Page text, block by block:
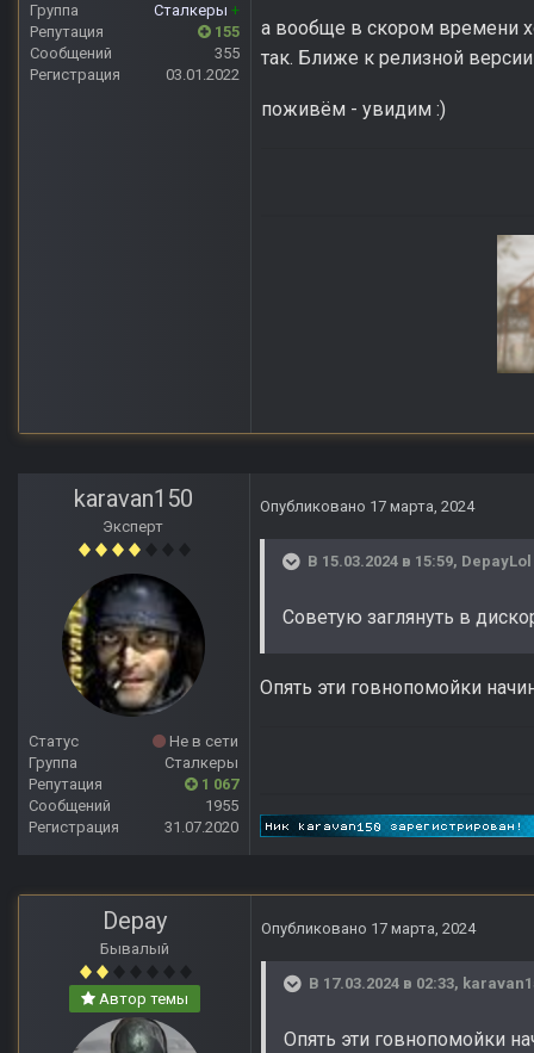
Группа Сталкеры +
Репутация
155
Сообщений
355
Регистрация
03.01.2022
а вообще в скором времени
так. Ближе к релизной
поживём - увидим :)
karavan150
Эксперт
Статус
Не в сети
Группа
Сталкеры
Репутация
1 067
Сообщений
1955
Регистрация
31.07.2020
Опубликовано 17 марта, 2024
В 15.03.2024 в 15:59, DepayLol
Советую заглянуть в
Опять эти говнопомойки
Depay
Бывалый
Автор темы
Опубликовано 17 марта, 2024
В 17.03.2024 в 02:33,
Опять эти говнопомойки